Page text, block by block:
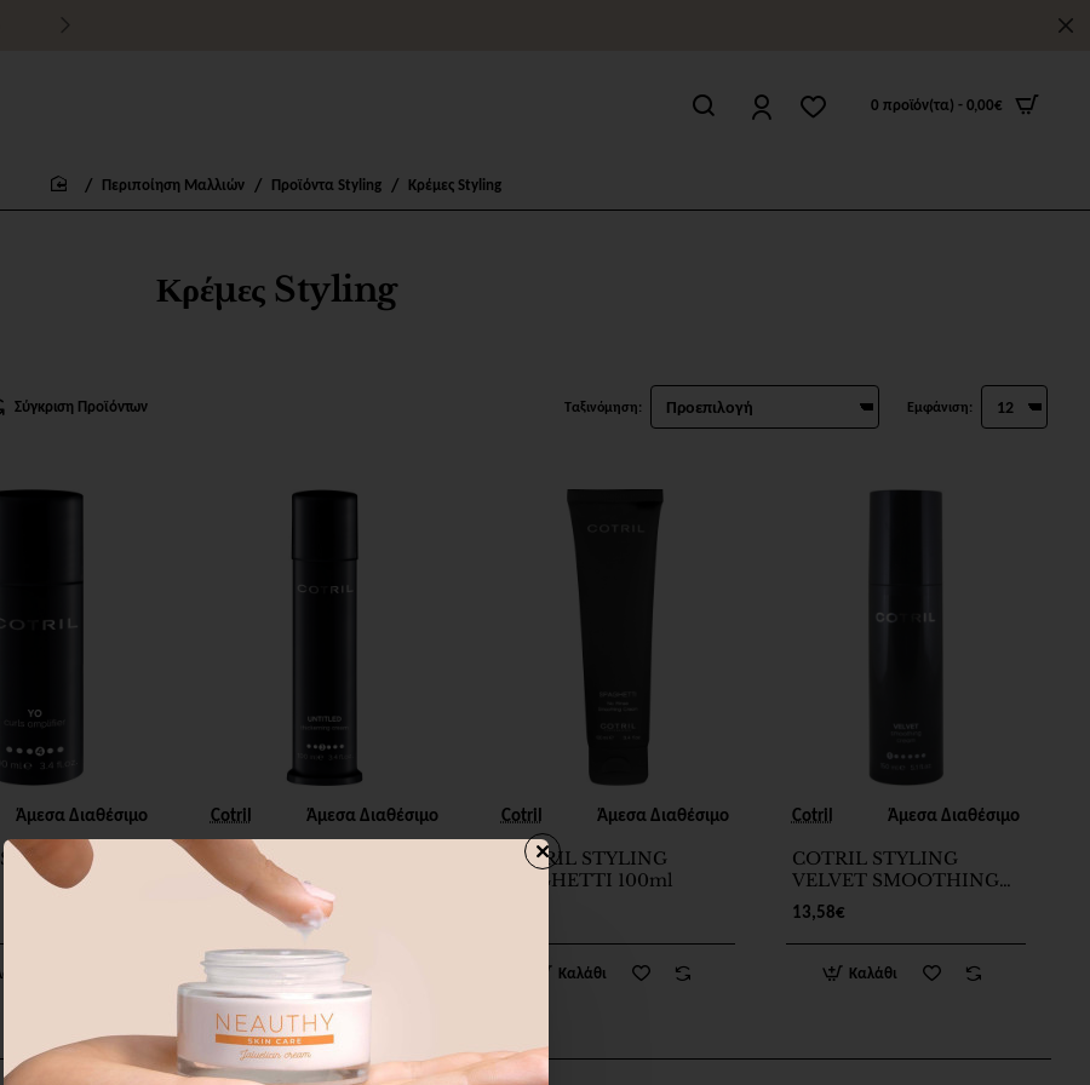
0 προϊόν(τα) - 0,00€
Κρέμες Styling
Περιποίηση Μαλλιών Προϊόντα Styling Κρέμες Styling
Σύγκριση Προϊόντων Ταξινόμηση: Εμφάνιση:
Άμεσα Διαθέσιμο
YO
Cotril
Άμεσα Διαθέσιμο
COTRIL STYLING
UNTITLED
14,20€
Καλάθι
Cotril
Άμεσα Διαθέσιμο
COTRIL STYLING
SPAGHETTI 100ml
Καλάθι
Cotril
Άμεσα Διαθέσιμο
COTRIL STYLING
VELVET SMOOTHING
CREAM 150ml
13,58€
Καλάθι